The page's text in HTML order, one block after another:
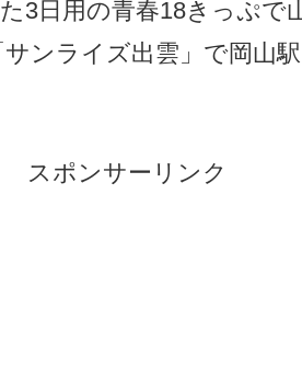
3日用の青春18きっぷで
ンライズ出雲」で岡山駅
スポンサーリンク